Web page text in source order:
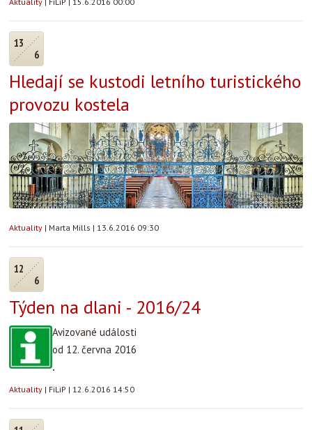
13
6
Hledají se kustodi letního turistického
provozu kostela
Aktuality | Marta Mills | 13.6.2016 09:30
12
6
Týden na dlani - 2016/24
Avizované události
od 12. června 2016
.
Aktuality | FiLiP | 12.6.2016 14:50